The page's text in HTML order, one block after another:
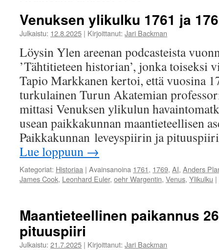
Venuksen ylikulku 1761 ja
Julkaistu: 12.8.2025 | Kirjoittanut: Jari Backman
Löysin Ylen areenan podcasteista
’Tähtitieteen historian’, jonka toiseksi
Tapio Markkanen kertoi, että vuosina
turkulainen Turun Akatemian
mittasi Venuksen ylikulun
usean paikkakunnan maantieteellisen
Paikkakunnan leveyspiirin ja
Lue loppuun →
Kategoriat: Historiaa | Avainsanoina 1761, 1769, AI, Anders
James Cook, Leonhard Euler, oehr Wargentin, Venus, Ylikulku |
Maantieteellinen paikannus
pituuspiiri
Julkaistu: 21.7.2025 | Kirjoittanut: Jari Backman